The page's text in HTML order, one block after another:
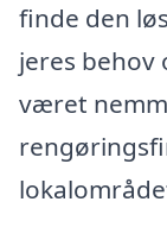
finde den
jeres behov
været